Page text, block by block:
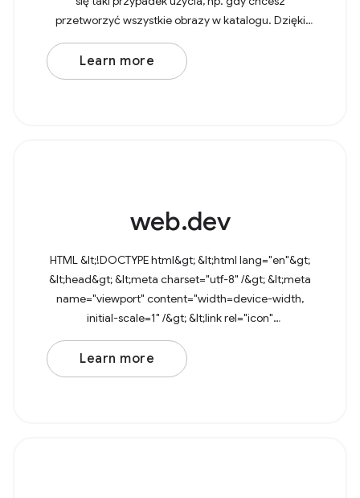
przetworzyć wszystkie obrazy w katalogu. Dzięki
interfejsowi File System Access API użytkownicy
mogą teraz
Learn more
web.dev
HTML &lt;!DOCTYPE html&gt; &lt;html lang="en"&gt;
&lt;head&gt; &lt;meta charset="utf-8" /&gt; &lt;meta
name="viewport" content="width=device-width,
initial-scale=1" /&gt; &lt;link rel="icon"
href="data:image/svg+xml,&lt;svg
Learn more